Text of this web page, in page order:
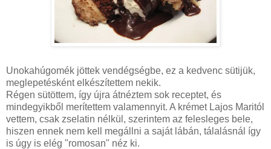
Unokahúgomék jöttek vendégségbe, ez a kedvenc sütijük,
meglepetésként elkészítettem nekik.
Régen sütöttem, így újra átnéztem sok receptet, és
mindegyikből merítettem valamennyit. A krémet Lajos Maritól
vettem, csak zselatin nélkül, szerintem az felesleges bele,
hiszen ennek nem kell megállni a saját lábán, tálalásnál így
is úgy is elég "romosan" néz ki.